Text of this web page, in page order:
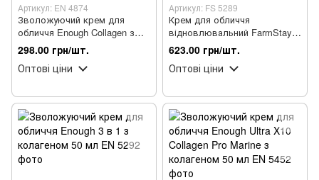
Артикул: EN 4874
Зволожуючий крем для
обличчя Enough Collagen з
колагеном 50 мл
298.00 грн/шт.
Оптові ціни
Артикул: FS 5289
Крем для обличчя
відновлювальний FarmStay
Revitalizing Moisture Cream з
муцином равлики 50 мл
623.00 грн/шт.
Оптові ціни